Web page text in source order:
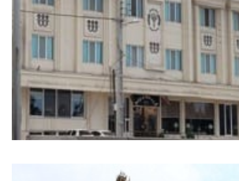
پروژه اشتهارد هتل پرشیا
اداری, فرهنگی